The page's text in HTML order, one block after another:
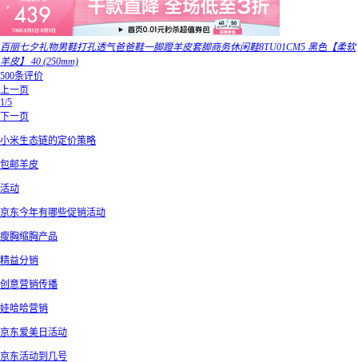
百丽七夕礼物男鞋打孔透气爸爸鞋一脚蹬羊皮套脚商务休闲鞋8TU01CM5 黑色【柔软
羊皮】 40 (250mm)
500条评价
上一页
1/5
下一页
小米生态链的定价策略
包邮羊皮
活动
京东今年有哪些促销活动
瘦胸缩胸产品
精益分销
创意营销传播
娃哈哈营销
京东爱美日活动
京东活动到几号